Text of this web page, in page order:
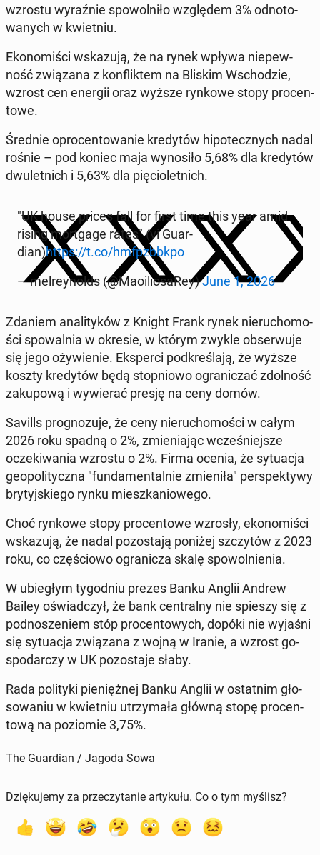
wzrostu wy­raź­nie spo­wol­ni­ło wzglę­dem 3% od­no­to­
wa­nych w kwiet­niu.
Eko­no­mi­ści wska­zu­ją, że na rynek wpływa nie­pew­
ność zwią­za­na z kon­flik­tem na Bliskim Wscho­dzie,
wzrost cen energii oraz wyższe rynkowe stopy pro­cen­
to­we.
Średnie opro­cen­to­wa­nie kre­dy­tów hi­po­tecz­nych nadal
rośnie – pod koniec maja wy­no­si­ło 5,68% dla kre­dy­tów
dwu­let­nich i 5,63% dla pię­cio­let­nich.
"UK house prices fall for first time this year amid
rising mort­ga­ge rates" (vi Gu­ar­
dian)https://t.co/hmfp­zb­bk­po
— mel­rey­nolds (@Ma­oilio­sa­Rey)June 1, 2026
Zdaniem ana­li­ty­ków z Knight Frank rynek nie­ru­cho­mo­
ści spo­wal­nia w okresie, w którym zwykle ob­ser­wu­je
się jego oży­wie­nie. Eks­per­ci pod­kre­śla­ją, że wyższe
koszty kre­dy­tów będą stop­nio­wo ogra­ni­czać zdol­ność
za­ku­po­wą i wy­wie­rać presję na ceny domów.
Savills pro­gno­zu­je, że ceny nie­ru­cho­mo­ści w całym
2026 roku spadną o 2%, zmie­nia­jąc wcze­śniej­sze
ocze­ki­wa­nia wzrostu o 2%. Firma ocenia, że sy­tu­acja
geo­po­li­tycz­na "fun­da­men­tal­nie zmie­ni­ła" per­spek­ty­wy
bry­tyj­skie­go rynku miesz­ka­nio­we­go.
Choć rynkowe stopy pro­cen­to­we wzrosły, eko­no­mi­ści
wska­zu­ją, że nadal po­zo­sta­ją poniżej szczy­tów z 2023
roku, co czę­ścio­wo ogra­ni­cza skalę spo­wol­nie­nia.
W ubie­głym ty­go­dniu prezes Banku Anglii Andrew
Bailey oświad­czył, że bank cen­tral­ny nie spieszy się z
pod­no­sze­niem stóp pro­cen­to­wych, dopóki nie wyjaśni
się sy­tu­acja zwią­za­na z wojną w Iranie, a wzrost go­
spo­dar­czy w UK po­zo­sta­je słaby.
Rada po­li­ty­ki pie­nięż­nej Banku Anglii w ostat­nim gło­
so­wa­niu w kwiet­niu utrzy­ma­ła główną stopę pro­cen­
to­wą na po­zio­mie 3,75%.
The Guardian / Jagoda Sowa
Dziękujemy za przeczytanie artykułu. Co o tym myślisz?